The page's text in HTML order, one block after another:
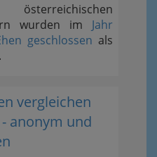
wurden im Jahr
geschlossen als
vergleichen
anonym und